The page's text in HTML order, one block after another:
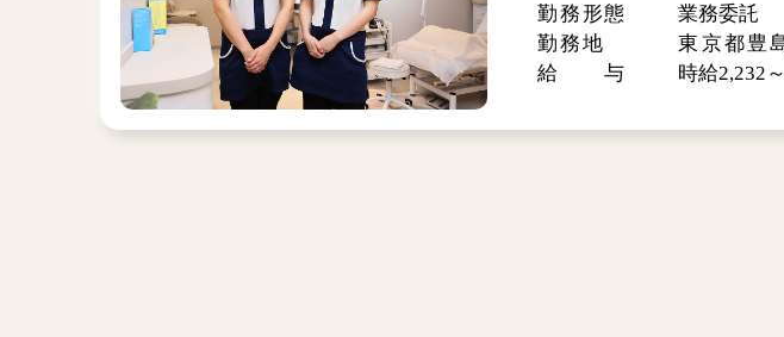
勤務形態
業務委託
勤務地
東京都豊
給 与
時給2,232